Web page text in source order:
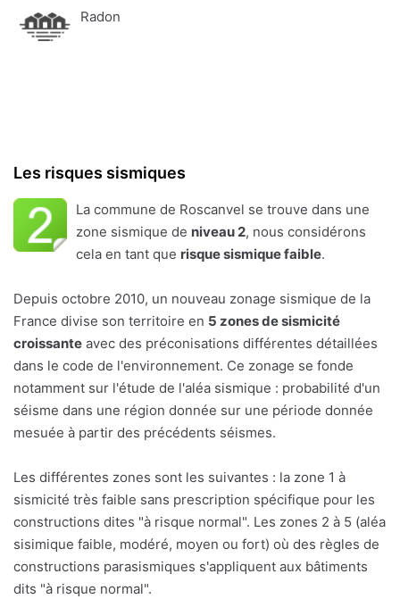
Radon
Les risques sismiques
La commune de Roscanvel se trouve dans une
zone sismique de niveau 2, nous considérons
cela en tant que risque sismique faible.
Depuis octobre 2010, un nouveau zonage sismique de la
France divise son territoire en 5 zones de sismicité
croissante avec des préconisations différentes détaillées
dans le code de l'environnement. Ce zonage se fonde
notamment sur l'étude de l'aléa sismique : probabilité d'un
séisme dans une région donnée sur une période donnée
mesuée à partir des précédents séismes.
Les différentes zones sont les suivantes : la zone 1 à
sismicité très faible sans prescription spécifique pour les
constructions dites "à risque normal". Les zones 2 à 5 (aléa
sisimique faible, modéré, moyen ou fort) où des règles de
constructions parasismiques s'appliquent aux bâtiments
dits "à risque normal".